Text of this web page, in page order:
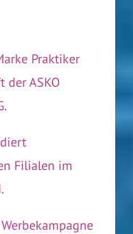
Praktiker
der ASKO
Filialen im